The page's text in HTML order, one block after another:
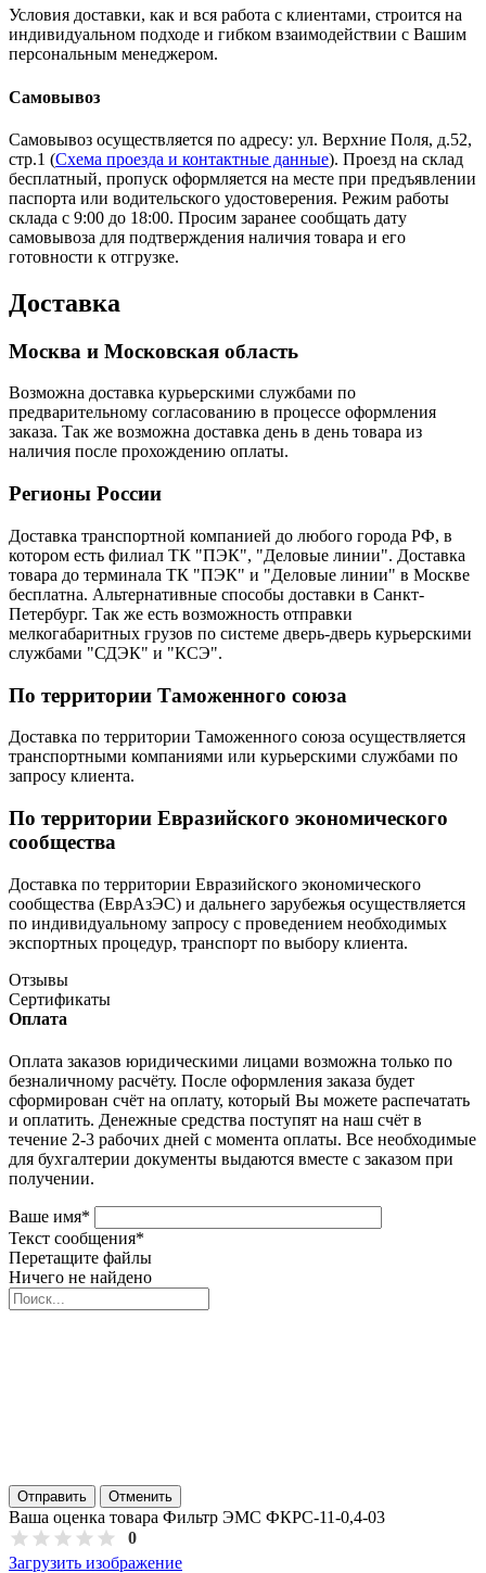
Условия доставки, как и вся работа с клиентами, строится на
индивидуальном подходе и гибком взаимодействии с Вашим
персональным менеджером.
Самовывоз
Самовывоз осуществляется по адресу: ул. Верхние Поля, д.52,
стр.1 (Схема проезда и контактные данные). Проезд на склад
бесплатный, пропуск оформляется на месте при предъявлении
паспорта или водительского удостоверения. Режим работы
склада с 9:00 до 18:00. Просим заранее сообщать дату
самовывоза для подтверждения наличия товара и его
готовности к отгрузке.
Доставка
Москва и Московская область
Возможна доставка курьерскими службами по
предварительному согласованию в процессе оформления
заказа. Так же возможна доставка день в день товара из
наличия после прохождению оплаты.
Регионы России
Доставка транспортной компанией до любого города РФ, в
котором есть филиал ТК "ПЭК", "Деловые линии". Доставка
товара до терминала ТК "ПЭК" и "Деловые линии" в Москве
бесплатна. Альтернативные способы доставки в Санкт-
Петербург. Так же есть возможность отправки
мелкогабаритных грузов по системе дверь-дверь курьерскими
службами "СДЭК" и "КСЭ".
По территории Таможенного союза
Доставка по территории Таможенного союза осуществляется
транспортными компаниями или курьерскими службами по
запросу клиента.
По территории Евразийского экономического
сообщества
Доставка по территории Евразийского экономического
сообщества (ЕврАзЭС) и дальнего зарубежья осуществляется
по индивидуальному запросу с проведением необходимых
экспортных процедур, транспорт по выбору клиента.
Отзывы
Сертификаты
Оплата
Оплата заказов юридическими лицами возможна только по
безналичному расчёту. После оформления заказа будет
сформирован счёт на оплату, который Вы можете распечатать
и оплатить. Денежные средства поступят на наш счёт в
течение 2-3 рабочих дней с момента оплаты. Все необходимые
для бухгалтерии документы выдаются вместе с заказом при
получении.
Ваше имя*
Текст сообщения*
Перетащите файлы
Ничего не найдено
Отправить Отменить
Ваша оценка товара Фильтр ЭМС ФКРС-11-0,4-03
0
Загрузить изображение